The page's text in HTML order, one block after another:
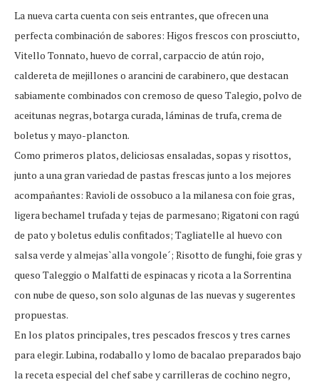
La nueva carta cuenta con seis entrantes, que ofrecen una
perfecta combinación de sabores: Higos frescos con prosciutto,
Vitello Tonnato, huevo de corral, carpaccio de atún rojo,
caldereta de mejillones o arancini de carabinero, que destacan
sabiamente combinados con cremoso de queso Talegio, polvo de
aceitunas negras, botarga curada, láminas de trufa, crema de
boletus y mayo-plancton.
Como primeros platos, deliciosas ensaladas, sopas y risottos,
junto a una gran variedad de pastas frescas junto a los mejores
acompañantes: Ravioli de ossobuco a la milanesa con foie gras,
ligera bechamel trufada y tejas de parmesano; Rigatoni con ragú
de pato y boletus edulis confitados; Tagliatelle al huevo con
salsa verde y almejas`alla vongole´; Risotto de funghi, foie gras y
queso Taleggio o Malfatti de espinacas y ricota a la Sorrentina
con nube de queso, son solo algunas de las nuevas y sugerentes
propuestas.
En los platos principales, tres pescados frescos y tres carnes
para elegir. Lubina, rodaballo y lomo de bacalao preparados bajo
la receta especial del chef sabe y carrilleras de cochino negro,